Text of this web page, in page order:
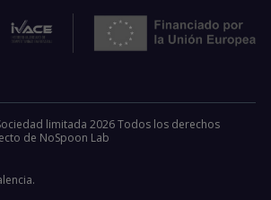
limitada 2026 Todos los derechos
de NoSpoon Lab